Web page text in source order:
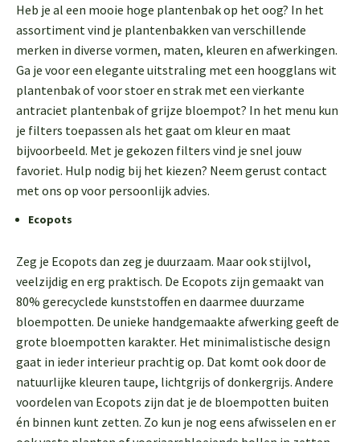
Heb je al een mooie hoge plantenbak op het oog? In het
assortiment vind je plantenbakken van verschillende
merken in diverse vormen, maten, kleuren en afwerkingen.
Ga je voor een elegante uitstraling met een hoogglans wit
plantenbak of voor stoer en strak met een vierkante
antraciet plantenbak of grijze bloempot? In het menu kun
je filters toepassen als het gaat om kleur en maat
bijvoorbeeld. Met je gekozen filters vind je snel jouw
favoriet. Hulp nodig bij het kiezen? Neem gerust contact
met ons op voor persoonlijk advies.
Ecopots
Zeg je Ecopots dan zeg je duurzaam. Maar ook stijlvol,
veelzijdig en erg praktisch. De Ecopots zijn gemaakt van
80% gerecyclede kunststoffen en daarmee duurzame
bloempotten. De unieke handgemaakte afwerking geeft de
grote bloempotten karakter. Het minimalistische design
gaat in ieder interieur prachtig op. Dat komt ook door de
natuurlijke kleuren taupe, lichtgrijs of donkergrijs. Andere
voordelen van Ecopots zijn dat je de bloempotten buiten
én binnen kunt zetten. Zo kun je nog eens afwisselen en er